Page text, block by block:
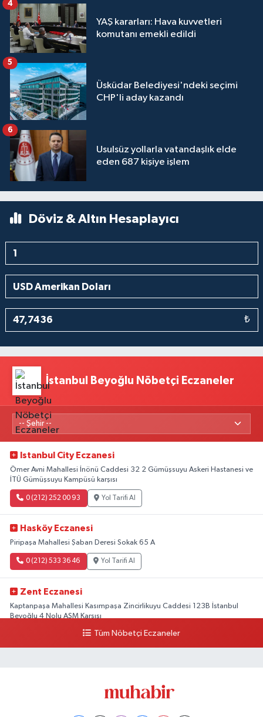
YAŞ kararları: Hava kuvvetleri
komutanı emekli edildi
4
Üsküdar Belediyesi'ndeki seçimi
CHP'li aday kazandı
5
Usulsüz yollarla vatandaşlık elde
eden 687 kişiye işlem
6
Döviz & Altın Hesaplayıcı
₺
İstanbul Beyoğlu Nöbetçi Eczaneler
Istanbul City Eczanesi
Ömer Avni Mahallesi İnönü Caddesi 32 2 Gümüşsuyu Askeri Hastanesi ve
İTÜ Gümüşsuyu Kampüsü karşısı
0 (212) 252 00 93 Yol Tarifi Al
Hasköy Eczanesi
Piripaşa Mahallesi Şaban Deresi Sokak 65 A
0 (212) 533 36 46 Yol Tarifi Al
Zent Eczanesi
Kaptanpaşa Mahallesi Kasımpaşa Zincirlikuyu Caddesi 123B İstanbul
Beyoğlu 4 Nolu ASM Karşısı
Yol Tarifi Al
Tüm Nöbetçi Eczaneler